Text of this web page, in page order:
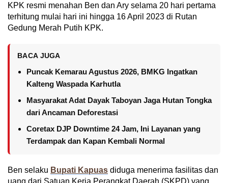
KPK resmi menahan Ben dan Ary selama 20 hari pertama
terhitung mulai hari ini hingga 16 April 2023 di Rutan
Gedung Merah Putih KPK.
BACA JUGA
Puncak Kemarau Agustus 2026, BMKG Ingatkan
Kalteng Waspada Karhutla
Masyarakat Adat Dayak Taboyan Jaga Hutan Tongka
dari Ancaman Deforestasi
Coretax DJP Downtime 24 Jam, Ini Layanan yang
Terdampak dan Kapan Kembali Normal
Ben selaku Bupati Kapuas diduga menerima fasilitas dan
uang dari Satuan Kerja Perangkat Daerah (SKPD) yang